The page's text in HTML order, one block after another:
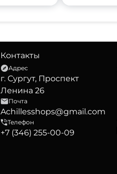
Контакты
Адрес
г. Сургут, Проспект
Ленина 26
Почта
Achillesshops@gmail.com
Телефон
+7 (346) 255-00-09